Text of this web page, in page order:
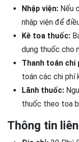
Nhập viện: Nếu
nhập viện để
Kê toa thuốc:
dụng thuốc cho
Thanh toán chi
toán các chi phí
Lãnh thuốc:
thuốc theo toa
Thông tin